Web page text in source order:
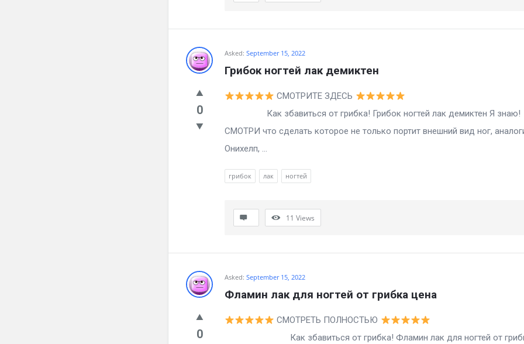
Asked: September 15, 2022
Грибок ногтей лак демиктен
0
СМОТРИТЕ ЗДЕСЬ
Как збавиться от грибка! Грибок ногтей лак демиктен Я знаю!
СМОТРИ что сделать которое не только портит внешний вид ног,
Онихелп, ...
грибок лак ногтей
11 Views
Asked: September 15, 2022
Фламин лак для ногтей от грибка цена
0
СМОТРЕТЬ ПОЛНОСТЬЮ
Как збавиться от грибка! Фламин лак для ногтей от